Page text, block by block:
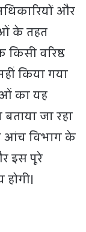
और
के तहत
किसी वरिष्ठ
किया गया
का यह
जा रहा
आंच विभाग के
इस पूरे